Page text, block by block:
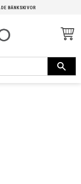
BÄNKSKIVOR